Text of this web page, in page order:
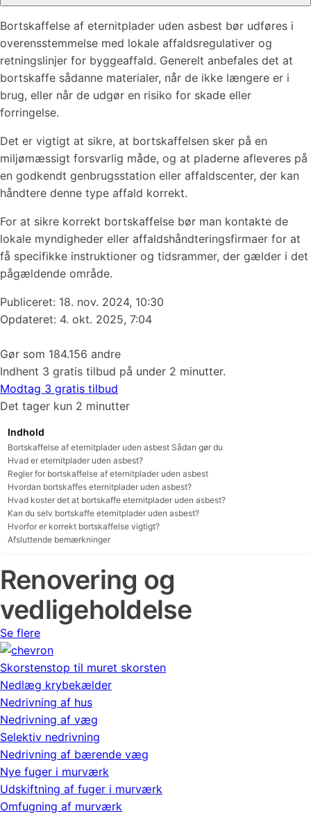
Bortskaffelse af eternitplader uden asbest bør udføres i
overensstemmelse med lokale affaldsregulativer og
retningslinjer for byggeaffald. Generelt anbefales det at
bortskaffe sådanne materialer, når de ikke længere er i
brug, eller når de udgør en risiko for skade eller
forringelse.
Det er vigtigt at sikre, at bortskaffelsen sker på en
miljømæssigt forsvarlig måde, og at pladerne afleveres på
en godkendt genbrugsstation eller affaldscenter, der kan
håndtere denne type affald korrekt.
For at sikre korrekt bortskaffelse bør man kontakte de
lokale myndigheder eller affaldshåndteringsfirmaer for at
få specifikke instruktioner og tidsrammer, der gælder i det
pågældende område.
Publiceret: 18. nov. 2024, 10:30
Opdateret: 4. okt. 2025, 7:04
Gør som 184.156 andre
Indhent 3 gratis tilbud på under 2 minutter.
Modtag 3 gratis tilbud
Det tager kun 2 minutter
Indhold
Bortskaffelse af eternitplader uden asbest Sådan gør du
Hvad er eternitplader uden asbest?
Regler for bortskaffelse af eternitplader uden asbest
Hvordan bortskaffes eternitplader uden asbest?
Hvad koster det at bortskaffe eternitplader uden asbest?
Kan du selv bortskaffe eternitplader uden asbest?
Hvorfor er korrekt bortskaffelse vigtigt?
Afsluttende bemærkninger
Renovering og
vedligeholdelse
Se flere
Skorstenstop til muret skorsten
Nedlæg krybekælder
Nedrivning af hus
Nedrivning af væg
Selektiv nedrivning
Nedrivning af bærende væg
Nye fuger i murværk
Udskiftning af fuger i murværk
Omfugning af murværk